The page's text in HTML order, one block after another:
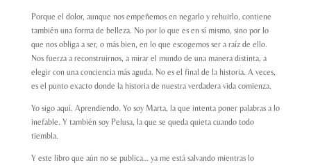
Porque el dolor, aunque nos empeñemos en negarlo y rehuirlo, contiene
también una forma de belleza. No por lo que es en sí mismo, sino por lo
que nos obliga a ser, o más bien, en lo que escogemos ser a raíz de ello.
Nos fuerza a reconstruirnos, a mirar el mundo de una manera distinta, a
elegir con una conciencia más aguda. No es el final de la historia. A veces,
es el punto exacto donde la historia de nuestra verdadera vida comienza.
Yo sigo aquí. Aprendiendo. Yo soy Marta, la que intenta poner palabras a lo
inefable. Y también soy Pelusa, la que se queda quieta cuando todo
tiembla.
Y este libro que aún no se publica… ya me está salvando mientras lo